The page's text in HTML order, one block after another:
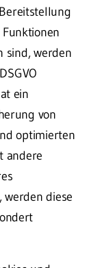
sind, werden
ein
von
optimierten
andere
werden diese